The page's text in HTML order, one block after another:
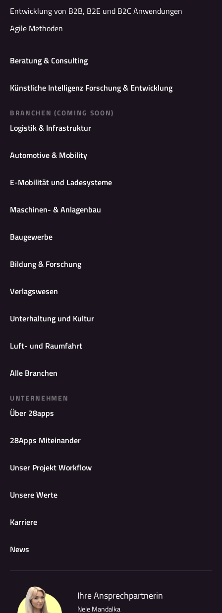
Entwicklung von B2B, B2E und B2C Anwendungen
Agile Methoden
Beratung & Consulting
Künstliche Intelligenz Forschung & Entwicklung
BRANCHEN (COMING SOON)
Logistik & Infrastruktur
Automotive & Mobility
E-Mobilität und Ladesysteme
Maschinen- & Anlagenbau
Baugewerbe
Bildung & Forschung
Verlagswesen
Unterhaltung und Kultur
Luft- und Raumfahrt
Alle Branchen
UNTERNEHMEN
Über 28apps
28Apps Miteinander
Unser Projekt Workflow
Unsere Werte
Karriere
News
Ihre Ansprechpartnerin
Nele Mandalka